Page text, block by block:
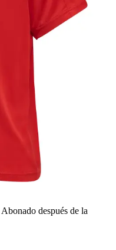
Abonado después de la